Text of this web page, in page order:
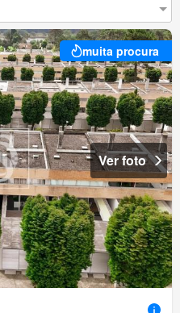
muita procura
Ver foto